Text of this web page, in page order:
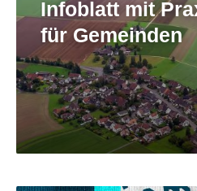
Infoblatt mit
für Gemeinden